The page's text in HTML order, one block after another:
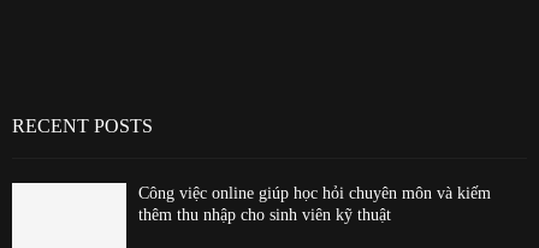
RECENT POSTS
Công việc online giúp học hỏi chuyên môn và kiếm
thêm thu nhập cho sinh viên kỹ thuật